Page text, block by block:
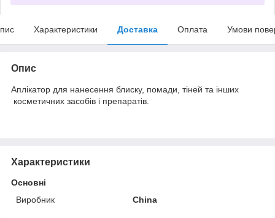
Характеристики Доставка Оплата Умови
Опис
Аплікатор для нанесення блиску, помади, тіней та інших
косметичних засобів і препаратів.
Характеристики
Основні
Виробник
China